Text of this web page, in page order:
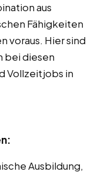
aus
Fähigkeiten
voraus. Hier sind
bei diesen
Vollzeitjobs in
Ausbildung,